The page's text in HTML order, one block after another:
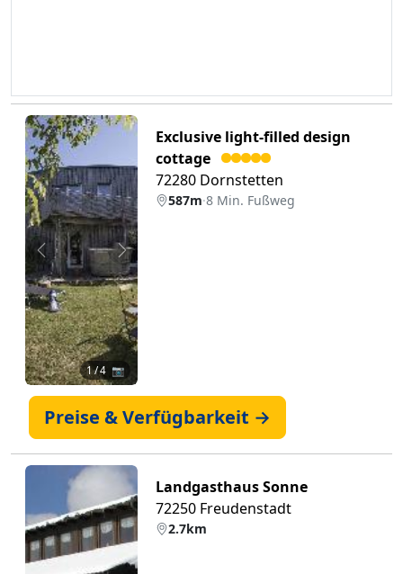
Zurück Weiter
1/ 4 📷
Exclusive light-filled design
cottage
72280 Dornstetten
587m·8 Min. Fußweg
Preise & Verfügbarkeit →
Landgasthaus Sonne
72250 Freudenstadt
2.7km